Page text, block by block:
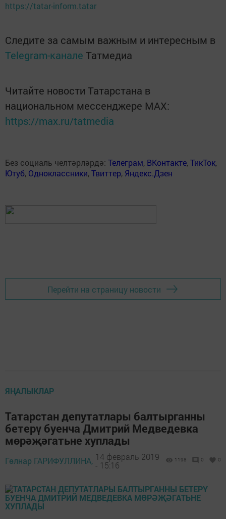
https://tatar-inform.tatar
Следите за самым важным и интересным в
Telegram-канале Татмедиа
Читайте новости Татарстана в
национальном мессенджере MАХ:
https://max.ru/tatmedia
Без социаль челтәрләрдә: Телеграм, ВКонтакте,ТикТок,
Ютуб, Одноклассники,Твиттер, Яндекс.Дзен
Перейти на страницу новости
ЯҢАЛЫКЛАР
Татарстан депутатлары балтырганны
бетерү буенча Дмитрий Медведевка
мөрәҗәгатьне хуплады
Гөлнар ГАРИФУЛЛИНА, 14 февраль 2019
- 15:16
1198 0 0